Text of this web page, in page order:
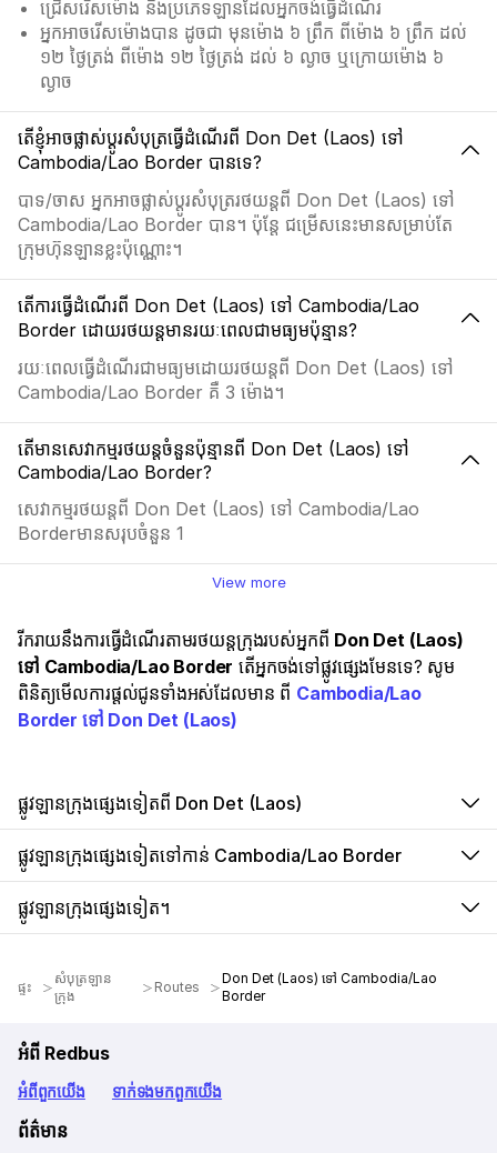
ជ្រើសរើសម៉ោង និងប្រភេទឡានដែលអ្នកចង់ធ្វើដំណើរ
អ្នកអាចរើសម៉ោងបាន ដូចជា មុនម៉ោង ៦ ព្រឹក ពីម៉ោង ៦ ព្រឹក ដល់
១២ ថ្ងៃត្រង់ ពីម៉ោង ១២ ថ្ងៃត្រង់ ដល់ ៦ ល្ងាច ឬក្រោយម៉ោង ៦
ល្ងាច
តើខ្ញុំអាចផ្លាស់ប្ដូរសំបុត្រធ្វើដំណើរពី Don Det (Laos) ទៅ
Cambodia/Lao Border បានទេ?
បាទ/ចាស អ្នកអាចផ្លាស់ប្ដូរសំបុត្ររថយន្តពី Don Det (Laos) ទៅ
Cambodia/Lao Border បាន។ ប៉ុន្តែ ជម្រើសនេះមានសម្រាប់តែ
ក្រុមហ៊ុនឡានខ្លះប៉ុណ្ណោះ។
តើការធ្វើដំណើរពី Don Det (Laos) ទៅ Cambodia/Lao
Border ដោយរថយន្តមានរយៈពេលជាមធ្យមប៉ុន្មាន?
រយៈពេលធ្វើដំណើរជាមធ្យមដោយរថយន្តពី Don Det (Laos) ទៅ
Cambodia/Lao Border គឺ 3 ម៉ោង។
តើមានសេវាកម្មរថយន្តចំនួនប៉ុន្មានពី Don Det (Laos) ទៅ
Cambodia/Lao Border?
សេវាកម្មរថយន្តពី Don Det (Laos) ទៅ Cambodia/Lao
Borderមានសរុបចំនួន 1
View more
រីករាយនឹងការធ្វើដំណើរតាមរថយន្តក្រុងរបស់អ្នកពី Don Det (Laos)
ទៅ Cambodia/Lao Border តើអ្នកចង់ទៅផ្លូវផ្សេងមែនទេ? សូម
ពិនិត្យមើលការផ្តល់ជូនទាំងអស់ដែលមាន ពី Cambodia/Lao
Border ទៅ Don Det (Laos)
ផ្លូវឡានក្រុងផ្សេងទៀតពី Don Det (Laos)
ផ្លូវឡានក្រុងផ្សេងទៀតទៅកាន់ Cambodia/Lao Border
ផ្លូវឡានក្រុងផ្សេងទៀត។
ផ្ទះ
សំបុត្រឡាន
ក្រុង
Routes
Don Det (Laos) ទៅ Cambodia/Lao
Border
អំពី Redbus
អំពី​ពួក​យើង ទាក់ទង​មក​ពួក​យើង
ព័ត៌មាន